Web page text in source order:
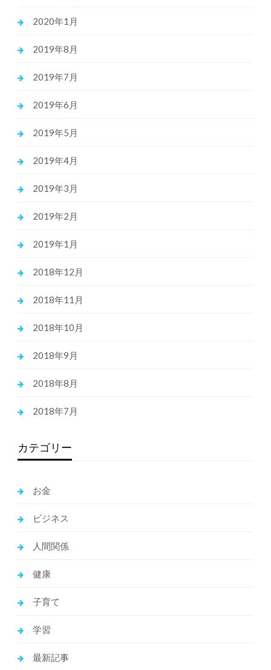
2020年1月
2019年8月
2019年7月
2019年6月
2019年5月
2019年4月
2019年3月
2019年2月
2019年1月
2018年12月
2018年11月
2018年10月
2018年9月
2018年8月
2018年7月
カテゴリー
お金
ビジネス
人間関係
健康
子育て
学習
最新記事